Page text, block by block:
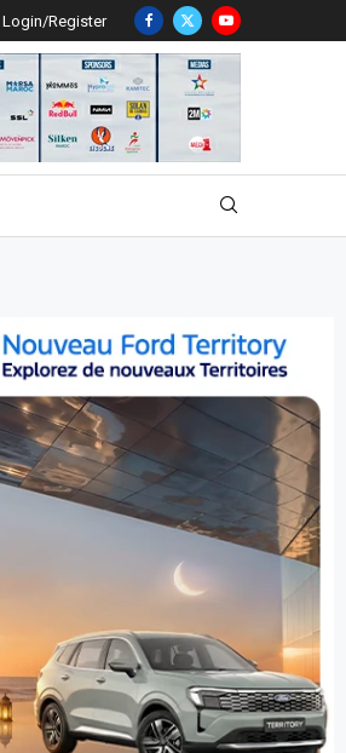
Login/Register